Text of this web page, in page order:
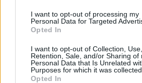
I want to opt-out of processing my
Personal Data for Targeted
Opted In
I want to opt-out of Collection, Use,
Retention, Sale, and/or Sharing of
Personal Data that Is Unrelated
Purposes for which it was collected.
Opted In